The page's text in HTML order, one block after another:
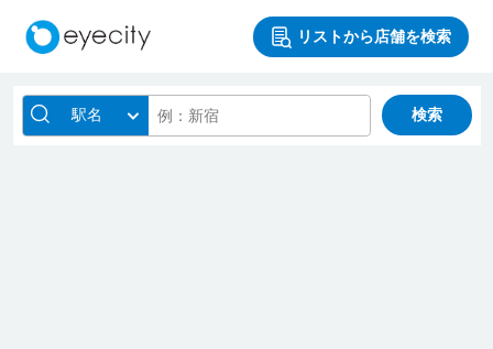
リストから店舗を検索
駅名 検索